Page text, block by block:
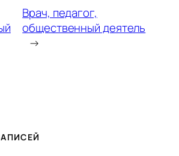
Врач, педагог,
общественный деятель
→